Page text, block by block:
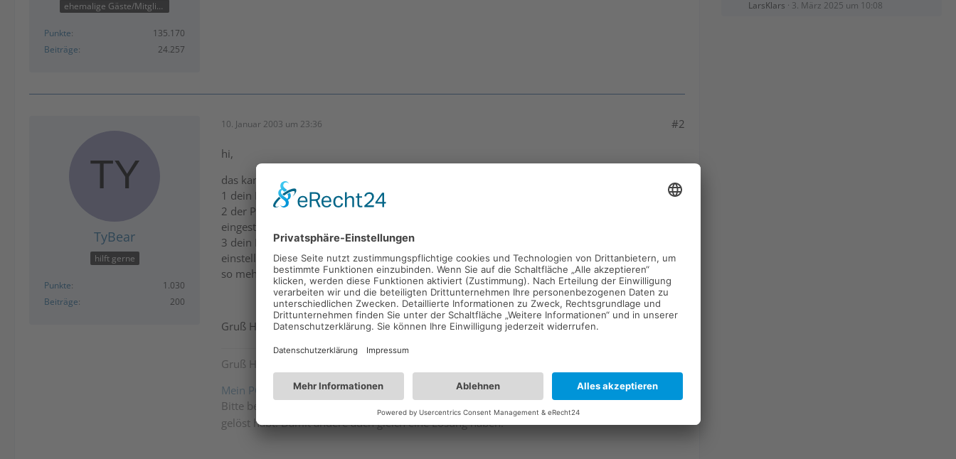
ehemalige Gäste/Mitglieder
Punkte
135.170
Beiträge
24.257
TyBear
hilft gerne
Punkte
1.030
Beiträge
200
10. Januar 2003 um 23:36 #2
hi,
das kann verschiedene ursachen haben.
1 dein Netzteil ist zu schwach
2 der Pc health status im Bios ist Enabled (an) und eine zu niedrige Shutdown Temperatur ist
eingestellt.
3 dein Prozessorlüfter ist kapput und die CPU wird zu heiß. Hängt auch mit den PC Health
einstellungen falls vorhanden zusammen.
so mehr kann ich dazu so leider nicht sagen
Gruß Horst
Gruß Horst
Mein PC
Bitte benutzt eine aussagekräftige Betreffzeile! Danke
Und gebt bitte Bescheid, wie ihr es
gelöst habt. Damit andere auch gleich eine Lösung haben.
LarsKlars 3. März 2025 um 10:08